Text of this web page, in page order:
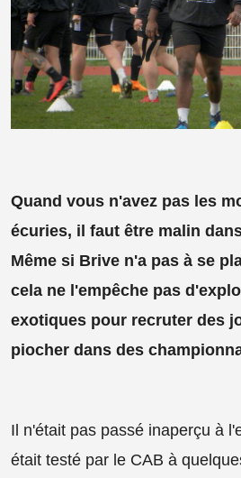
Quand vous n'avez pas les
écuries, il faut être malin
Même si Brive n'a pas à se
cela ne l'empêche pas
exotiques pour recruter des
piocher dans des
Il n'était pas passé inaperçu à
était testé par le CAB à